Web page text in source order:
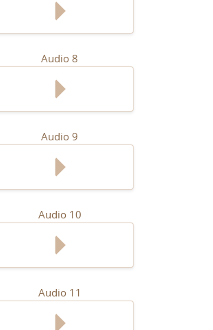
Audio 8
Audio 9
Audio 10
Audio 11